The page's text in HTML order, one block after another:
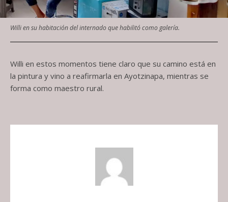
Willi en su habitación del internado que habilitó como galería.
Willi en estos momentos tiene claro que su camino está en
la pintura y vino a reafirmarla en Ayotzinapa, mientras se
forma como maestro rural.